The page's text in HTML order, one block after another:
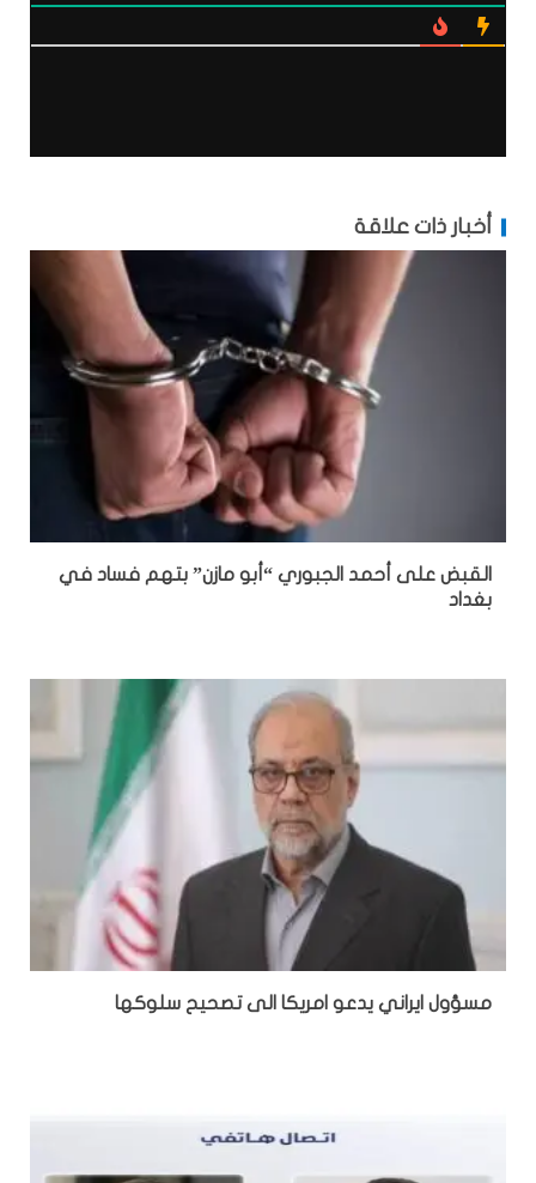
أخبار ذات علاقة
القبض على أحمد الجبوري “أبو مازن” بتهم فساد في
بغداد
مسؤول ايراني يدعو امريكا الى تصحيح سلوكها